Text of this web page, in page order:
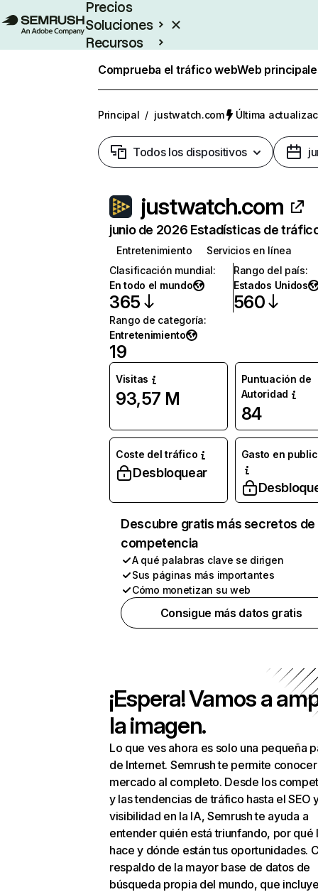
Precios
Soluciones
Recursos
Comprueba el tráfico webWeb
Principal / justwatch.com Última
Todos los dispositivos
justwatch.com
junio de 2026 Estadísticas de
Entretenimiento
Servicios en línea
Clasificación mundial:
En todo el mundo
365
Rango del país:
Estados Unidos
560
Rango de categoría:
Entretenimiento
19
Visitas
93,57 M
Puntuación de
Autoridad
84
Coste del tráfico
Desbloquear
Gasto en
Descubre gratis más secretos de
competencia
A qué palabras clave se dirigen
Sus páginas más importantes
Cómo monetizan su web
Consigue más datos gratis
¡Espera! Vamos a
la imagen.
Lo que ves ahora es solo una pequeña
de Internet. Semrush te permite
mercado al completo. Desde los
y las tendencias de tráfico hasta el SEO
visibilidad en la IA, Semrush te ayuda a
entender quién está triunfando, por qué
hace y dónde están tus oportunidades.
respaldo de la mayor base de datos de
búsqueda propia del mundo, que